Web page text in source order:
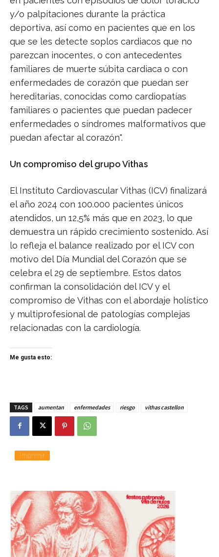
y/o palpitaciones durante la práctica
deportiva, así como en pacientes que en los
que se les detecte soplos cardiacos que no
parezcan inocentes, o con antecedentes
familiares de muerte súbita cardiaca o con
enfermedades de corazón que puedan ser
hereditarias, conocidas como cardiopatías
familiares o pacientes que puedan padecer
enfermedades o síndromes malformativos que
puedan afectar al corazón".
Un compromiso del grupo Vithas
El Instituto Cardiovascular Vithas (ICV) finalizará
el año 2024 con 100.000 pacientes únicos
atendidos, un 12,5% más que en 2023, lo que
demuestra un rápido crecimiento sostenido. Así
lo refleja el balance realizado por el ICV con
motivo del Día Mundial del Corazón que se
celebra el 29 de septiembre. Estos datos
confirman la consolidación del ICV y el
compromiso de Vithas con el abordaje holístico
y multiprofesional de patologías complejas
relacionadas con la cardiología.
Me gusta esto:
TAGS aumentan enfermedades riesgo vithas castellon
Imprimir